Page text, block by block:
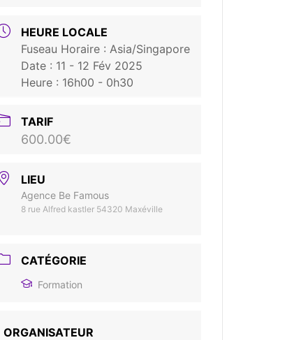
HEURE LOCALE
Fuseau Horaire :Asia/Singapore
Date : 11 - 12 Fév 2025
Heure : 16h00 - 0h30
TARIF
600.00€
LIEU
Agence Be Famous
8 rue Alfred kastler 54320 Maxéville
CATÉGORIE
Formation
ORGANISATEUR